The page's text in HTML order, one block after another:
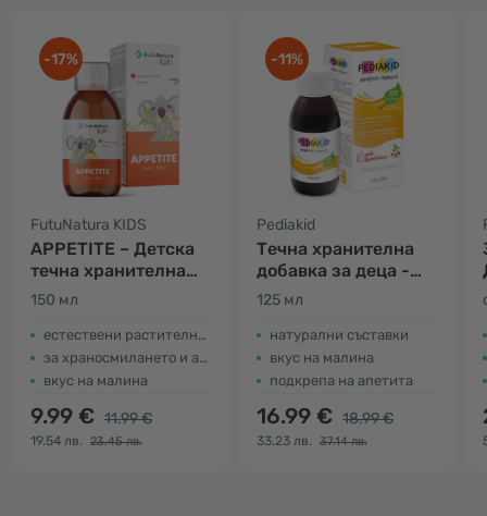
-17%
FutuNatura KIDS
APPETITE – Детска
течна хранителна
добавка за апетит
150 мл
естествени растителни екстракти
за храносмилането и апетита
вкус на малина
9.99 € 11.99 €
19.54 лв. 23.45 лв.
-11%
Pediakid
Течна хранителна
добавка за деца -
апетит
125 мл
натурални съставки
вкус на малина
подкрепа на апетитa
16.99 € 18.99 €
33.23 лв. 37.14 лв.